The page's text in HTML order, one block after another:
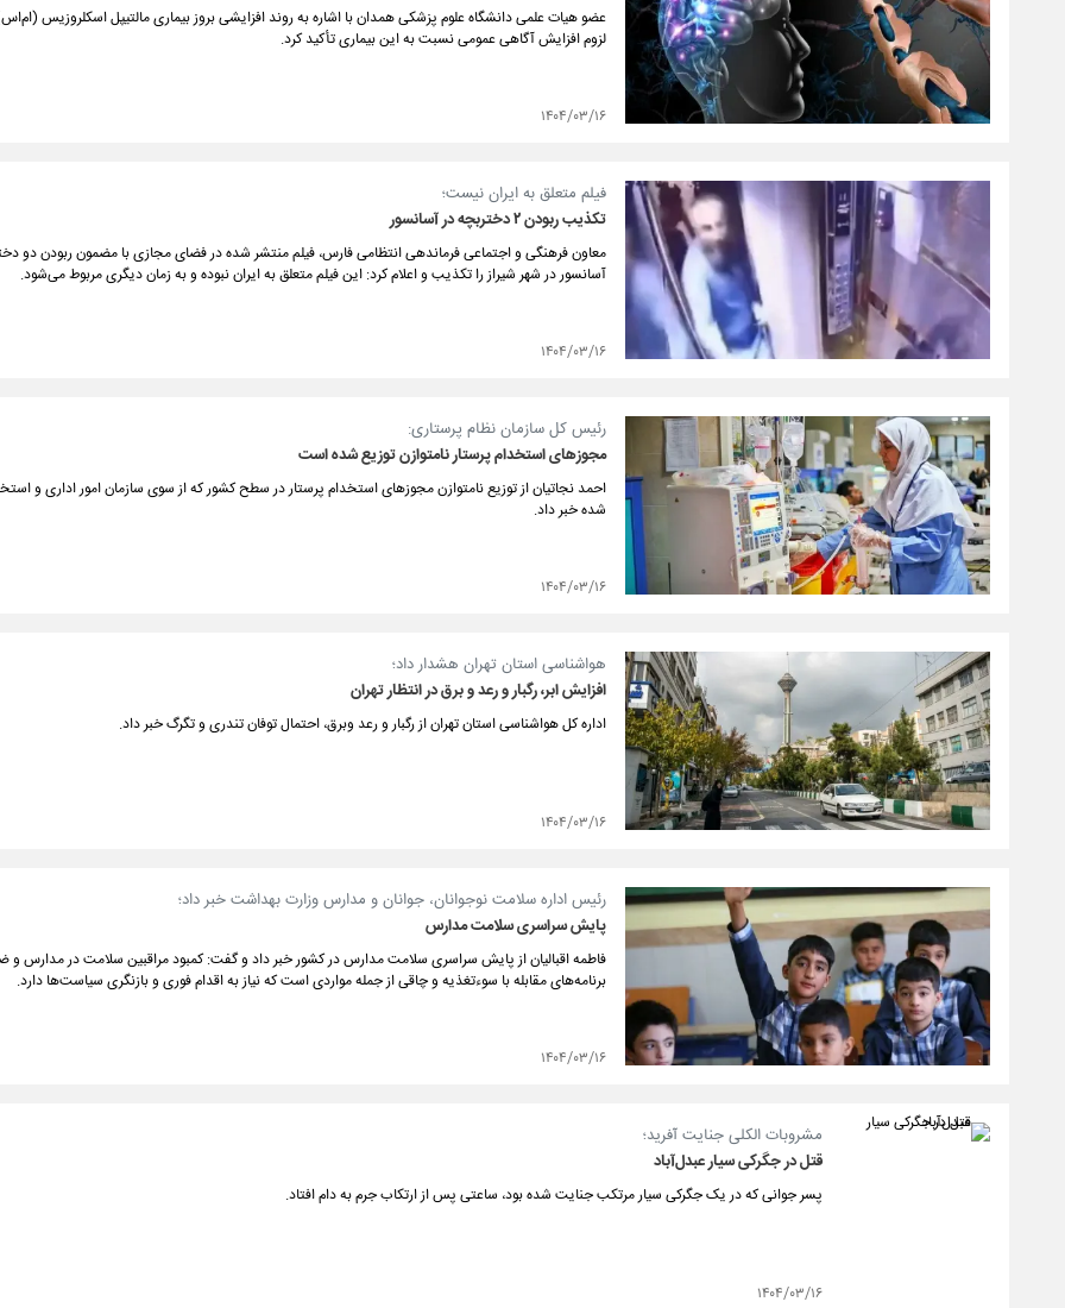
عضو هیات علمی دانشگاه علوم پزشکی همدان با اشاره به روند افزایشی بروز بیماری مالتیپل اسکلروزیس
لزوم افزایش آگاهی عمومی نسبت به این بیماری تأکید کرد.
۱۴۰۴/۰۳/۱۶
فیلم متعلق به ایران نیست؛
تکذیب ربودن ۲ دختربچه در آسانسور
معاون فرهنگی و اجتماعی فرماندهی انتظامی فارس، فیلم منتشر شده در فضای مجازی با مضمون ربودن دو
آسانسور در شهر شیراز را تکذیب و اعلام کرد: این فیلم متعلق به ایران نبوده و به زمان دیگری مربوط می‌شود.
۱۴۰۴/۰۳/۱۶
رئیس کل سازمان نظام پرستاری:
مجوزهای استخدام پرستار نامتوازن توزیع شده است
احمد نجاتیان از توزیع نامتوازن مجوزهای استخدام پرستار در سطح کشور که از سوی سازمان امور اداری و
شده خبر داد.
۱۴۰۴/۰۳/۱۶
هواشناسی استان تهران هشدار داد؛
افزایش ابر، رگبار و رعد و برق در انتظار تهران
اداره کل هواشناسی استان تهران از رگبار و رعد وبرق، احتمال توفان تندری و تگرگ خبر داد.
۱۴۰۴/۰۳/۱۶
رئیس اداره سلامت نوجوانان، جوانان و مدارس وزارت بهداشت خبر داد؛
پایش سراسری سلامت مدارس
فاطمه اقبالیان از پایش سراسری سلامت مدارس در کشور خبر داد و گفت: کمبود مراقبین سلامت در مدارس
برنامه‌های مقابله با سوءتغذیه و چاقی از جمله مواردی است که نیاز به اقدام فوری و بازنگری سیاست‌ها دارد.
۱۴۰۴/۰۳/۱۶
مشروبات الکلی جنایت آفرید؛
قتل در جگرکی سیار عبدل‌آباد
پسر جوانی که در یک جگرکی سیار مرتکب جنایت شده بود، ساعتی پس از ارتکاب جرم به دام افتاد.
۱۴۰۴/۰۳/۱۶